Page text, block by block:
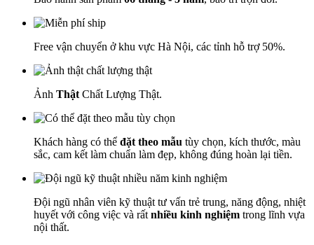
Free vận chuyển ở khu vực Hà Nội, các tỉnh hỗ trợ 50%.
Ảnh Thật Chất Lượng Thật.
Khách hàng có thể đặt theo mẫu tùy chọn, kích thước, màu
sắc, cam kết làm chuẩn làm đẹp, không đúng hoàn lại tiền.
Đội ngũ nhân viên kỹ thuật tư vấn trẻ trung, năng động, nhiệt
huyết với công việc và rất nhiều kinh nghiệm trong lĩnh vựa
nội thất.